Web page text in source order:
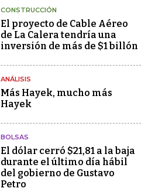
CONSTRUCCIÓN
El proyecto de Cable Aéreo
de La Calera tendría una
inversión de más de $1 billón
ANÁLISIS
Más Hayek, mucho más
Hayek
BOLSAS
El dólar cerró $21,81 a la baja
durante el último día hábil
del gobierno de Gustavo
Petro